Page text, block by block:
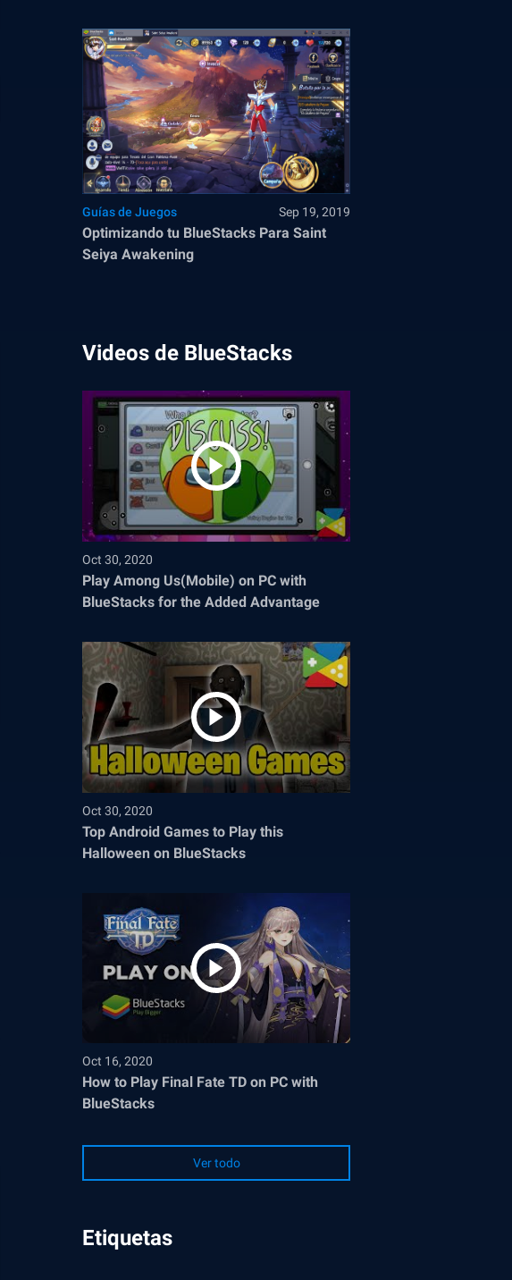
Guías de Juegos Sep 19, 2019
Optimizando tu BlueStacks Para Saint
Seiya Awakening
Videos de BlueStacks
Oct 30, 2020
Play Among Us(Mobile) on PC with
BlueStacks for the Added Advantage
Oct 30, 2020
Top Android Games to Play this
Halloween on BlueStacks
Oct 16, 2020
How to Play Final Fate TD on PC with
BlueStacks
Ver todo
Etiquetas